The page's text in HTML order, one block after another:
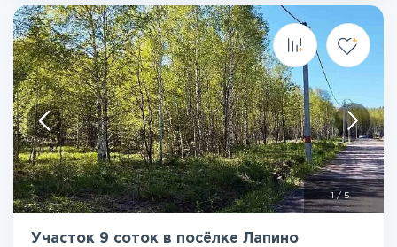
/5
Участок 9 соток в посёлке Лапино